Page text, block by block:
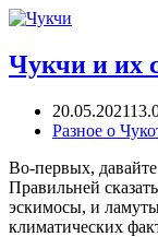
Чукчи и их
20.05.2021
Разное о
Во-первых,
Правильней
эскимосы, и
климатических